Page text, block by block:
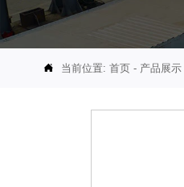
 当前位置:首页 - 产品展示